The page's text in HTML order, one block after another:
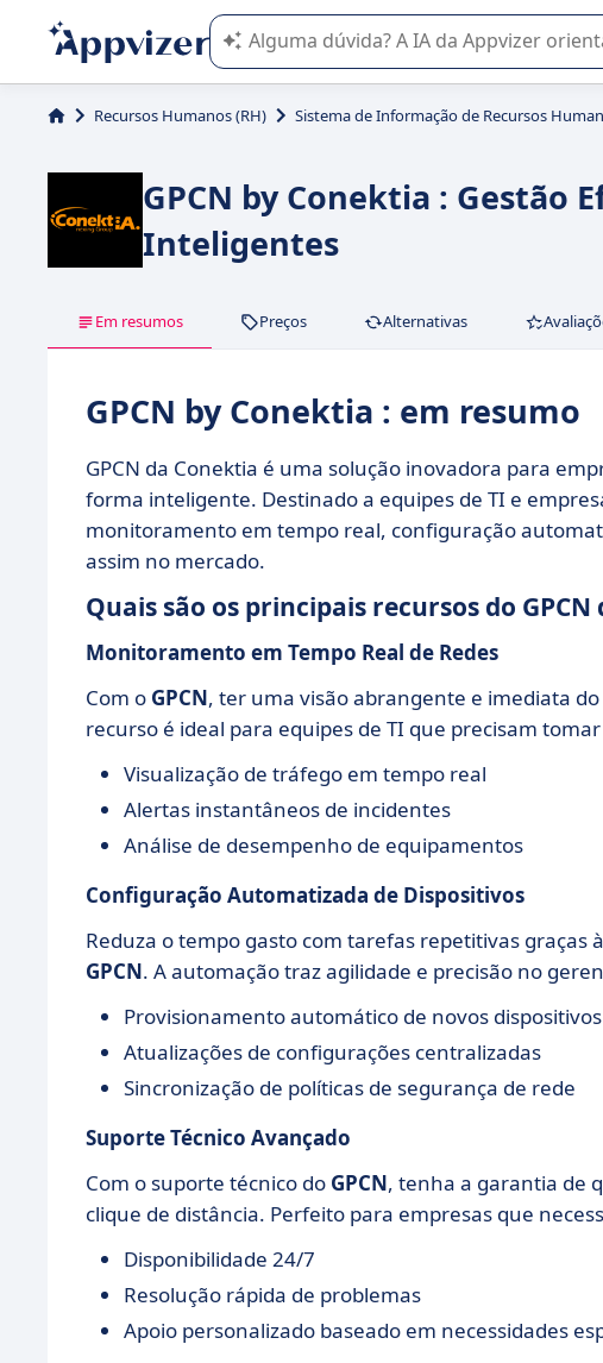
A IA do Appvizer o orienta no uso ou na
Recursos Humanos (RH) Sistema de Informação de Recursos
GPCN by Conektia : Gestão
Inteligentes
Em resumos Preços Alternativas
GPCN by Conektia : em resumo
GPCN da Conektia é uma solução inovadora para
forma inteligente. Destinado a equipes de TI e
monitoramento em tempo real, configuração
assim no mercado.
Quais são os principais recursos do GPCN
Monitoramento em Tempo Real de Redes
Com o GPCN, ter uma visão abrangente e imediata
recurso é ideal para equipes de TI que precisam
Visualização de tráfego em tempo real
Alertas instantâneos de incidentes
Análise de desempenho de equipamentos
Configuração Automatizada de Dispositivos
Reduza o tempo gasto com tarefas repetitivas
GPCN. A automação traz agilidade e precisão no
Provisionamento automático de novos dispositivos
Atualizações de configurações centralizadas
Sincronização de políticas de segurança de rede
Suporte Técnico Avançado
Com o suporte técnico do GPCN, tenha a garantia de
clique de distância. Perfeito para empresas que
Disponibilidade 24/7
Resolução rápida de problemas
Apoio personalizado baseado em necessidades